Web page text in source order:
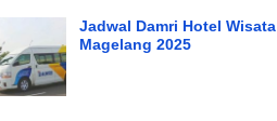
Jadwal Damri Hotel Wisata
Magelang 2025